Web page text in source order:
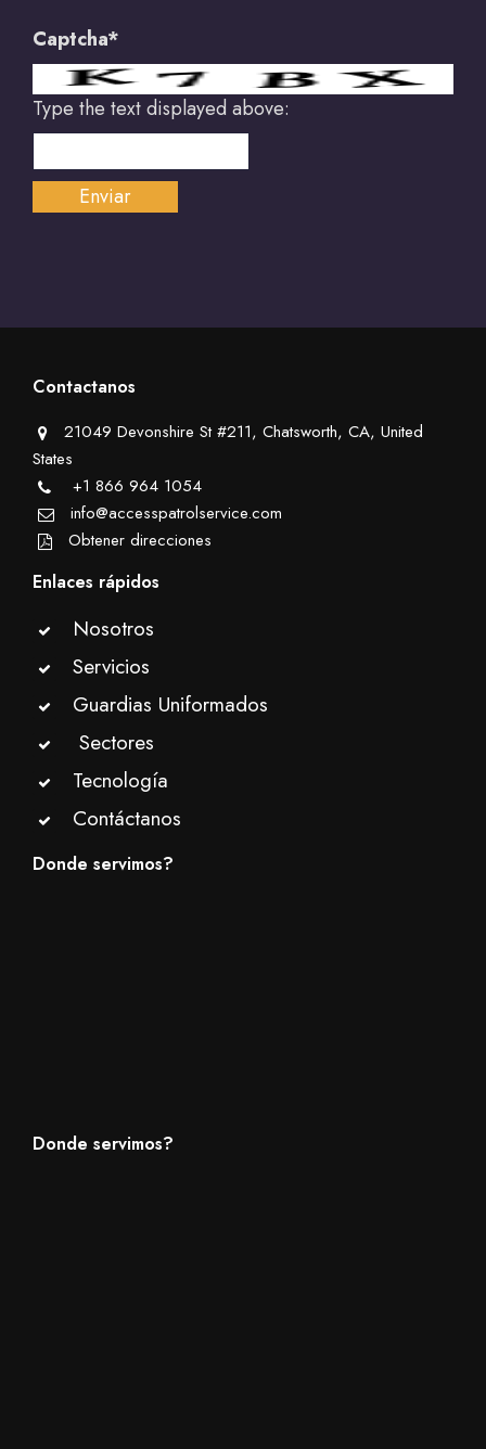
Captcha*
Type the text displayed above:
Contactanos
21049 Devonshire St #211, Chatsworth, CA, United
States
+1 866 964 1054
info@accesspatrolservice.com
Obtener direcciones
Enlaces rápidos
Nosotros
Servicios
Guardias Uniformados
Sectores
Tecnología
Contáctanos
Donde servimos?
Donde servimos?